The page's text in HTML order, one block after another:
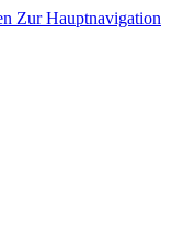
Zur Hauptnavigation